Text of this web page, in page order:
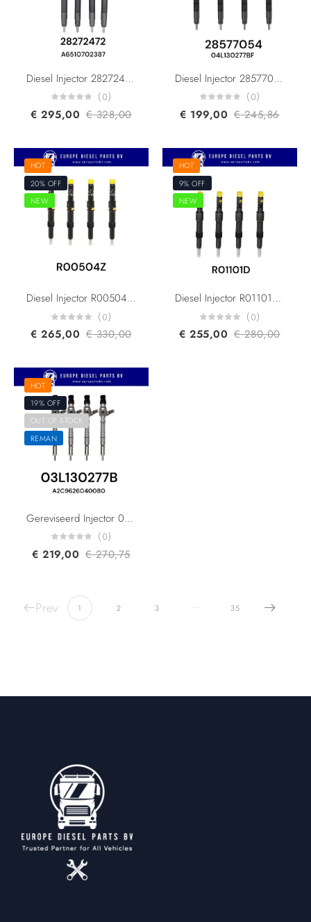
Diesel Injector 28272472 A6510702387 Mercedes Benz B C E GLA CLA GLK Series For OM651 Engine
(0)
€ 295,00 €328,00
Diesel Injector 28577054 04L130277BF VW Audi Seat Skoda For 1.6 TDi Engine
(0)
€ 199,00 €245,86
HOT
20% OFF
NEW
Diesel Injector R00504Z R00503Z 4S7Q9K546BD HRD326 1376699 Ford Mondeo Jaguar X-Type 2.0 TDCi For Duratorg Engine
(0)
€ 265,00 €330,00
HOT
9% OFF
NEW
Diesel Injector R01101D R00403Z 4C1Q9K546BB 4C1Q9K546AB Ford Transit 2.4 TDCi For Duratorg H9FA Engine
(0)
€ 255,00 €280,00
HOT
19% OFF
OUT OF STOCK
REMAN
Gereviseerd Injector 03L130277B 03L130277S A2C59513554 A2C9626040080 VW Audi Skoda 1.6 TDI CAYB CAYC Engine
(0)
€ 219,00 €270,75
Prev 1 2 3 … 35